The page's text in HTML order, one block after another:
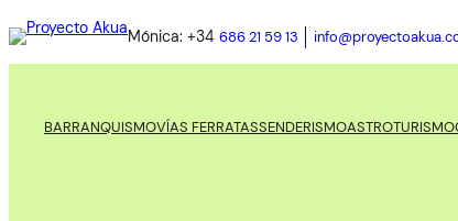
Mónica: +34 686 21 59 13
BARRANQUISMOVÍAS FERRATASSENDERISMOASTROTURISMO